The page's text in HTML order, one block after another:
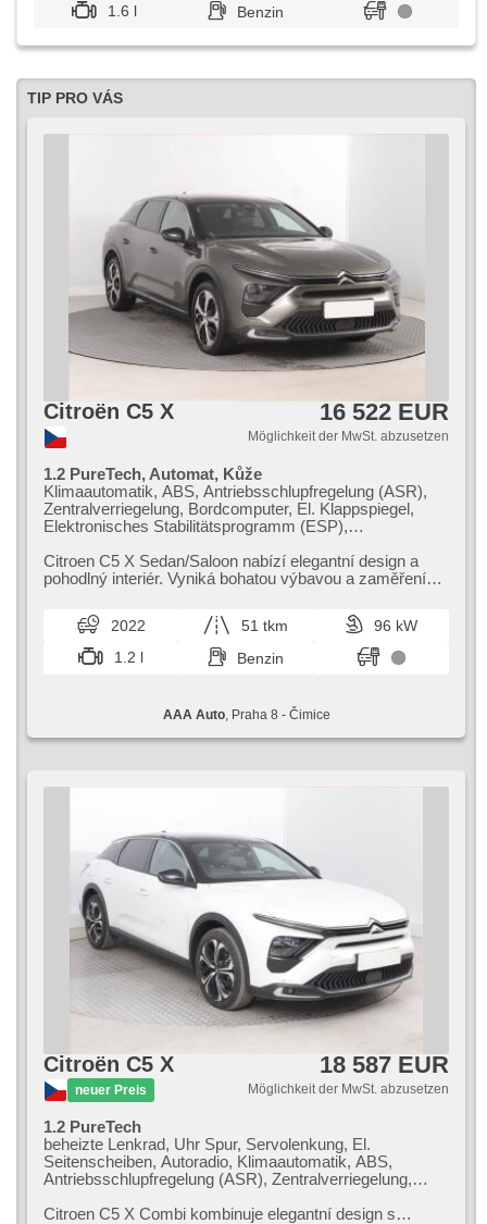
1.6 l Benzin
TIP PRO VÁS
Citroën C5 X 16 522 EUR
Möglichkeit der MwSt. abzusetzen
1.2 PureTech, Automat, Kůže
Klimaautomatik, ABS, Antriebsschlupfregelung (ASR),
Zentralverriegelung, Bordcomputer, El. Klappspiegel,
Elektronisches Stabilitätsprogramm (ESP),
Taste, Reifendrucksensor, Alufelgen, Uhr Spur,
Servolenkung, El. Seitenscheiben, Autoradio,
Citroen C5 X Sedan/Saloon nabízí elegantní design a
pohodlný interiér. Vyniká bohatou výbavou a zaměřením
2022 51 tkm
96 kW
1.2 l
Benzin
AAA Auto, Praha 8 - Čimice
Citroën C5 X
neuer Preis
18 587 EUR
Möglichkeit der MwSt. abzusetzen
1.2 PureTech
beheizte Lenkrad, Uhr Spur, Servolenkung, El.
Seitenscheiben, Autoradio, Klimaautomatik, ABS,
Antriebsschlupfregelung (ASR), Zentralverriegelung,
Stabilitätsprogramm (ESP), Nebelscheinwerfer,
Citroen C5 X Combi kombinuje elegantní design s